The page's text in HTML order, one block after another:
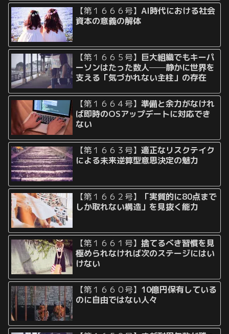
【第１６６６号】AI時代における社会
資本の意義の解体
【第１６６５号】 巨大組織でもキーパ
ーソンはたった数人──静かに世界を
支える「気づかれない主柱」の存在
【第１６６４号】準備と余力がなけれ
ば即時のOSアップデートに対応でき
ない
【第１６６３号】適正なリスクテイク
による未来逆算型意思決定の魅力
【第１６６２号】
「実質的に80点まで
しか取れない構造」を見抜く能力
【第１６６１号】捨てるべき習慣を見
極められなければ次のステージにはい
けない
【第１６６０号】 10億円保有している
のに自由ではない人々